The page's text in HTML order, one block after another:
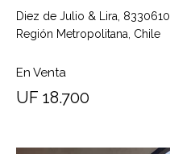
Diez de Julio & Lira, 8330610
Región Metropolitana, Chile
En Venta
UF 18.700